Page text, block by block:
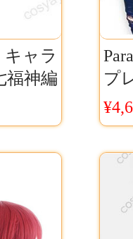
ャラ
福神編
レウ
プ
プ
準
イ